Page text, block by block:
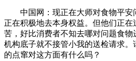
中国网：现正在大师对食物平安
正在积极地去本身权益。但他们正
苦，好比消费者不知去哪对问题食物
机构底子就不接管小我的送检请求
的点窜对这方面有什么吗？